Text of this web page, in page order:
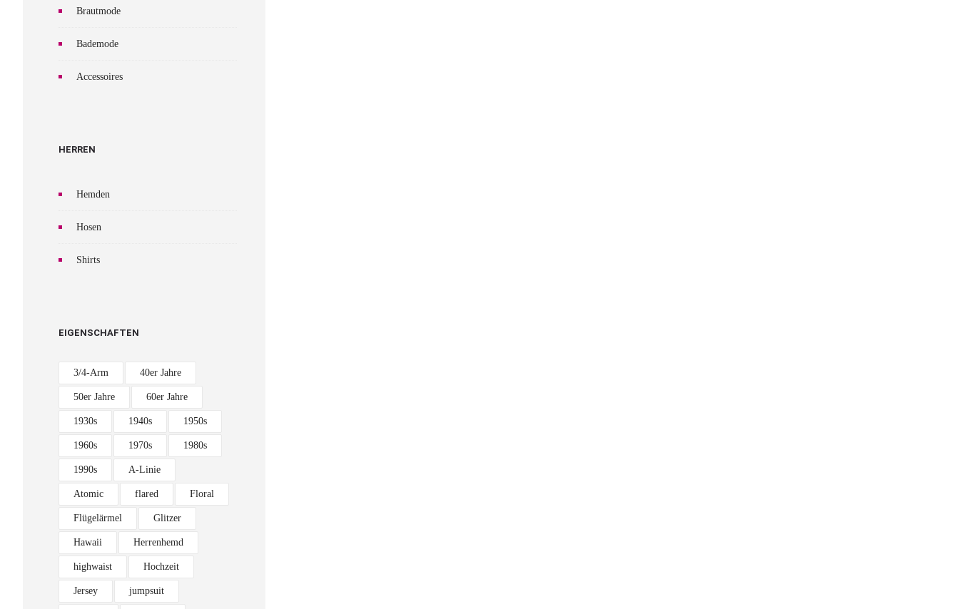
Brautmode
Bademode
Accessoires
HERREN
Hemden
Hosen
Shirts
EIGENSCHAFTEN
3/4-Arm 40er Jahre
50er Jahre 60er Jahre
1930s 1940s 1950s
1960s 1970s 1980s
1990s A-Linie
Atomic flared Floral
Flügelärmel Glitzer
Hawaii Herrenhemd
highwaist Hochzeit
Jersey jumpsuit